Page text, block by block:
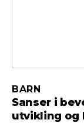
Sanser i
utvikling og
BARN